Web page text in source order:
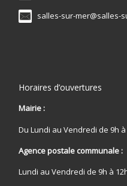
salles-sur-mer@salles-
Horaires d’ouvertures
Mairie :
Du Lundi au Vendredi de 9h
Agence postale communale :
Lundi au Vendredi de 9h à